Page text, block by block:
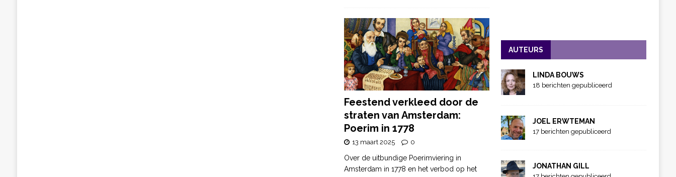
Feestend verkleed door de
straten van Amsterdam:
Poerim in 1778
13 maart 2025 0
Over de uitbundige Poerimviering in
Amsterdam in 1778 en het verbod op het
AUTEURS
LINDA BOUWS
18 berichten gepubliceerd
JOEL ERWTEMAN
17 berichten gepubliceerd
JONATHAN GILL